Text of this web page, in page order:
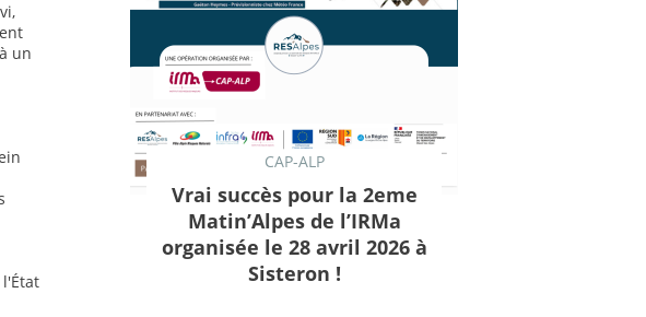
un
CAP-ALP
Vrai succès pour la 2eme
Matin’Alpes de l’IRMa
organisée le 28 avril 2026 à
Sisteron !